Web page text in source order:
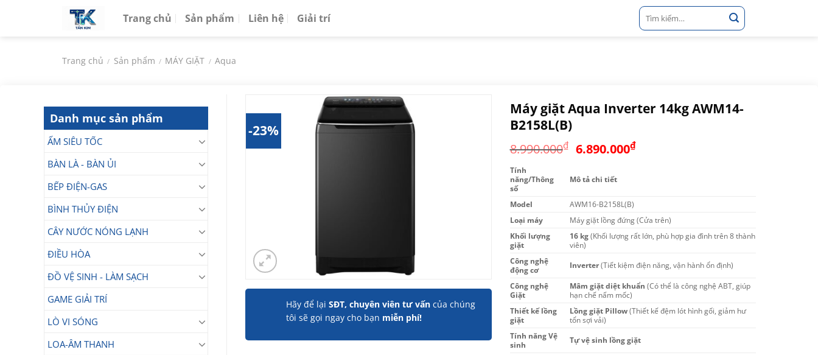
Trang chủ Sản phẩm Liên hệ Giải trí
Tìm
kiếm:
Trang chủ / Sản phẩm / MÁY GIẶT / Aqua
Danh mục sản phẩm
ẤM SIÊU TỐC
BÀN LÀ - BÀN ỦI
BẾP ĐIỆN-GAS
BÌNH THỦY ĐIỆN
CÂY NƯỚC NÓNG LẠNH
ĐIỀU HÒA
ĐỒ VỆ SINH - LÀM SẠCH
GAME GIẢI TRÍ
LÒ VI SÓNG
LOA-ÂM THANH
-23%
Hãy để lại SĐT, chuyên viên tư vấn của chúng
tôi sẽ gọi ngay cho bạn miễn phí!
Máy giặt Aqua Inverter 14kg AWM14-
B2158L(B)
8.990.000₫ Giá
là:
6.890.000₫Giá
Tính
năng/Thông
số
Mô tả chi tiết
Model
AWM16-B2158L(B)
Loại máy
Máy giặt lồng đứng (Cửa trên)
Khối lượng
giặt
16 kg(Khối lượng rất lớn, phù hợp gia đình trên 8 thành
viên)
Công nghệ
động cơ
Inverter(Tiết kiệm điện năng, vận hành ổn định)
Công nghệ
Giặt
Mâm giặt diệt khuẩn (Có thể là công nghệ ABT, giúp
hạn chế nấm mốc)
Thiết kế lồng
giặt
Lồng giặt Pillow(Thiết kế đệm lót hình gối, giảm hư
tổn sợi vải)
Tính năng Vệ
sinh
Tự vệ sinh lồng giặt